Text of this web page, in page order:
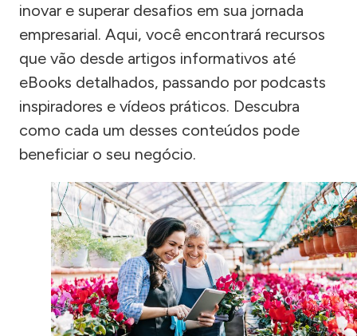
inovar e superar desafios em sua jornada
empresarial. Aqui, você encontrará recursos
que vão desde artigos informativos até
eBooks detalhados, passando por podcasts
inspiradores e vídeos práticos. Descubra
como cada um desses conteúdos pode
beneficiar o seu negócio.